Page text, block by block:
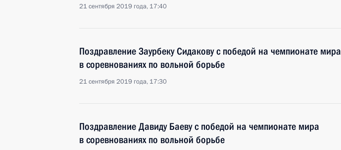
21 сентября 2019 года, 17:40
Поздравление Заурбеку Сидакову с победой на чемпионате мира
в соревнованиях по вольной борьбе
21 сентября 2019 года, 17:30
Поздравление Давиду Баеву с победой на чемпионате мира
в соревнованиях по вольной борьбе